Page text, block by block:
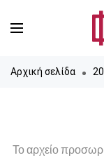
Αρχική σελίδα
Το αρχείο